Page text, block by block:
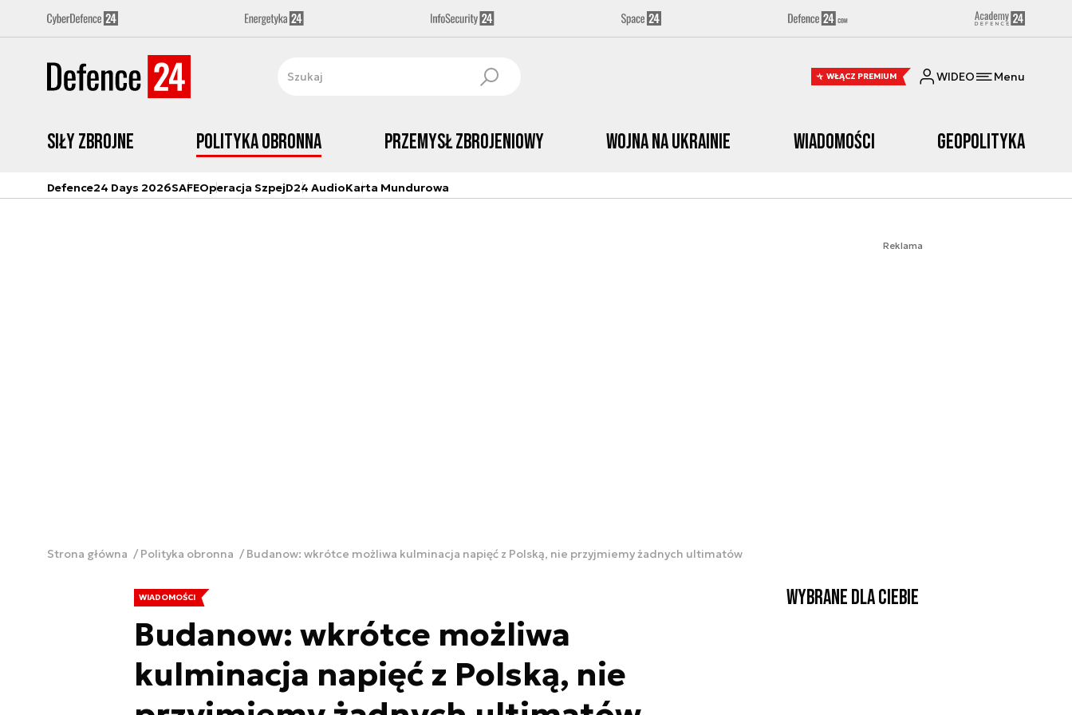
WŁĄCZ PREMIUM WIDEO Menu
Siły zbrojne Polityka obronna Przemysł Zbrojeniowy Wojna na Ukrainie Wiadomości Geopolityka
Defence24 Days 2026SAFEOperacja SzpejD24 AudioKarta Mundurowa
Reklama
Strona główna Polityka obronna Budanow: wkrótce możliwa kulminacja napięć z Polską, nie przyjmiemy żadnych ultimatów
WIADOMOŚCI
Budanow: wkrótce możliwa
kulminacja napięć z Polską, nie
Wybrane dla Ciebie